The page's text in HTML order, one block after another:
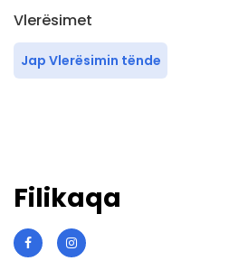
Vlerësimet
Jap Vlerësimin tënde
Filikaqa